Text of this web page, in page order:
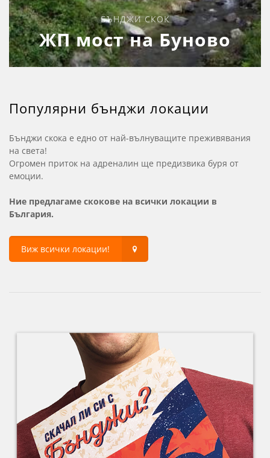
БЪНДЖИ СКОК
ЖП мост на Буново
Популярни бънджи локации
Бънджи скока е едно от най-вълнуващите преживявания
на света!
Огромен приток на адреналин ще предизвика буря от
емоции.
Ние предлагаме скокове на всички локации в
България.
Виж всички локации!